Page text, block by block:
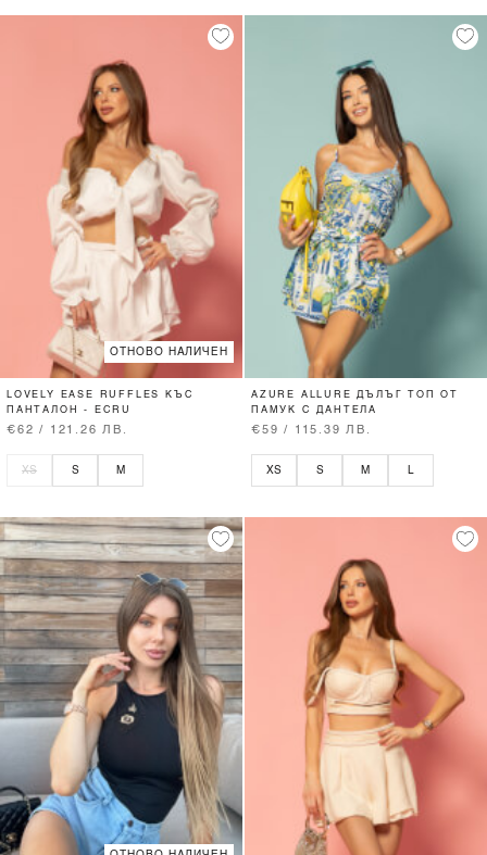
ОТНОВО НАЛИЧЕН
LOVELY EASE RUFFLES КЪС
ПАНТАЛОН - ECRU
€62 / 121.26 ЛВ.
XS S M
AZURE ALLURE ДЪЛЪГ ТОП ОТ
ПАМУК С ДАНТЕЛА
€59 / 115.39 ЛВ.
XS S M L